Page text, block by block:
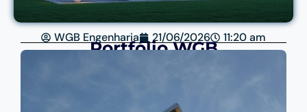
WGB Engenharia 21/06/2026 11:20 am
Portfólio WGB